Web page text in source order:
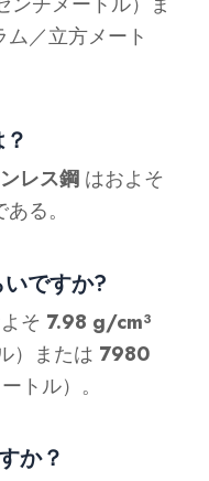
ム／立方メート
レス鋼 はおよそ
る。
ですか?
そ 7.98 g/cm³
）または 7980
トル）。
か？